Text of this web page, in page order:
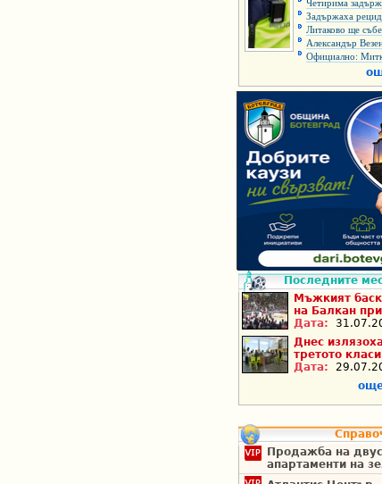
Четирима
Задържаха
Литаково ще
Александър
Официално:
Последните
Мъжкият
на Балкан
Дата:
Днес
третото
Дата:
Продажба на
апартаменти на